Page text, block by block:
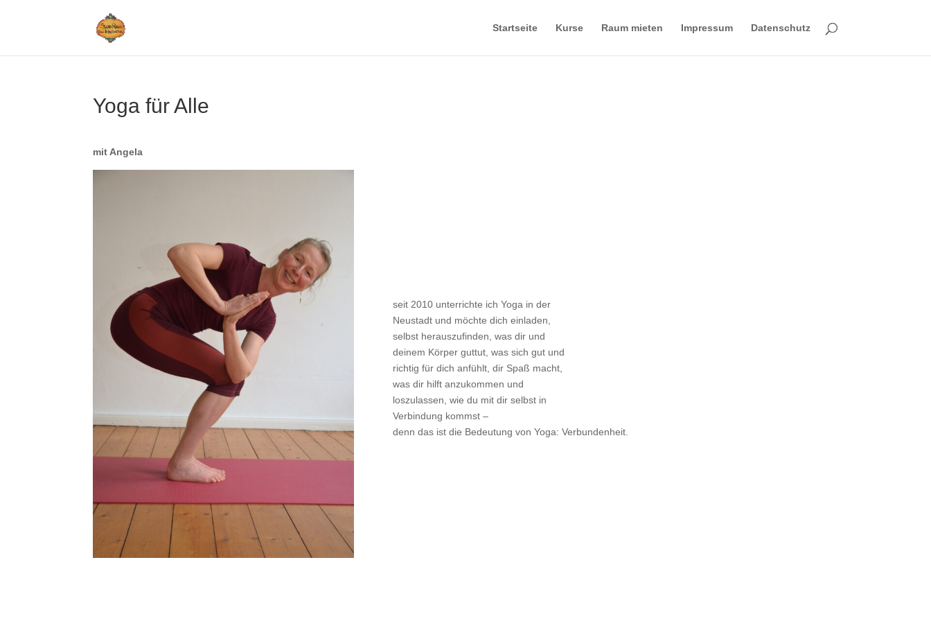
Startseite Kurse Raum mieten Impressum Datenschutz
Yoga für Alle
mit Angela
seit 2010 unterrichte ich Yoga in der
Neustadt und möchte dich einladen,
selbst herauszufinden, was dir und
deinem Körper guttut, was sich gut und
richtig für dich anfühlt, dir Spaß macht,
was dir hilft anzukommen und
loszulassen, wie du mit dir selbst in
Verbindung kommst –
denn das ist die Bedeutung von Yoga: Verbundenheit.